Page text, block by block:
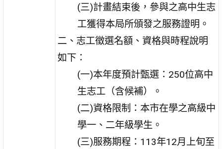
(三)計畫結束後，參與之高中生志
工獲得本局所頒發之服務證明。
二、志工徵選名額、資格與時程說明
如下：
(一)本年度預計甄選：250位高中
生志工（含候補）。
(二)資格限制：本市在學之高級中
學一、二年級學生。
(三)服務期程：113年12月上旬至